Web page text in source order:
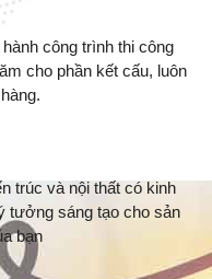
công trình thi công
cho phần kết cấu, luôn
trúc và nội thất có kinh
tưởng sáng tạo cho sản
bạn